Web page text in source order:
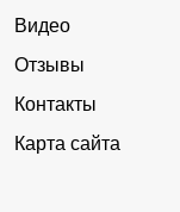
Видео
Отзывы
Контакты
Карта сайта